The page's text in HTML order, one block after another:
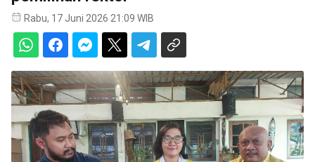
Rabu, 17 Juni 2026 21:09 WIB